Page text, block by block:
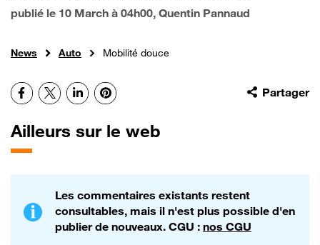
publié le 10 March à 04h00, Quentin Pannaud
News Auto Mobilité douce
Partager
Facebook
X LinkedInPinterest
Ailleurs sur le web
Les commentaires existants restent
consultables, mais il n'est plus possible d'en
publier de nouveaux. CGU : nos CGU